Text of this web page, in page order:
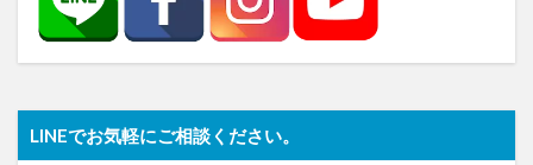
LINEでお気軽にご相談ください。